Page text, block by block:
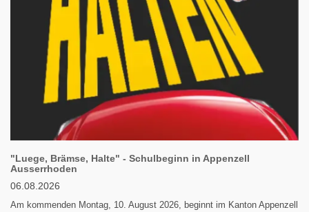
"Luege, Brämse, Halte" - Schulbeginn in Appenzell
Ausserrhoden
06.08.2026
Am kommenden Montag, 10. August 2026, beginnt im Kanton Appenzell